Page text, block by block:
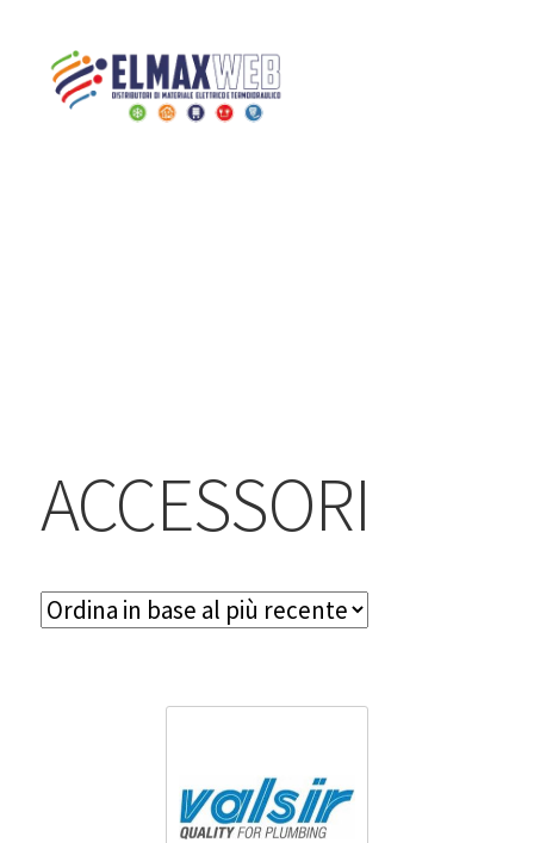
Servizi
Contatti & Assistenza
Home Shop
ACCESSORI